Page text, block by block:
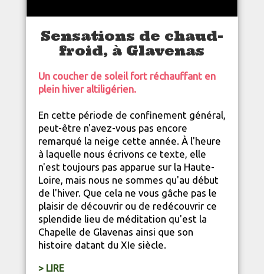
Sensations de chaud-
froid, à Glavenas
Un coucher de soleil fort réchauffant en
plein hiver altiligérien.
En cette période de confinement général,
peut-être n'avez-vous pas encore
remarqué la neige cette année. À l'heure
à laquelle nous écrivons ce texte, elle
n'est toujours pas apparue sur la Haute-
Loire, mais nous ne sommes qu'au début
de l'hiver. Que cela ne vous gâche pas le
plaisir de découvrir ou de redécouvrir ce
splendide lieu de méditation qu'est la
Chapelle de Glavenas ainsi que son
histoire datant du XIe siècle.
> LIRE